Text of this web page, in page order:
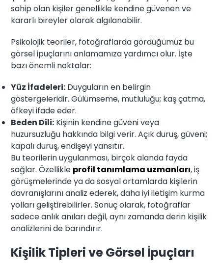
sahip olan kişiler genellikle kendine güvenen ve
kararlı bireyler olarak algılanabilir.
Psikolojik teoriler, fotoğraflarda gördüğümüz bu
görsel ipuçlarını anlamamıza yardımcı olur. İşte
bazı önemli noktalar:
Yüz İfadeleri: Duyguların en belirgin
göstergeleridir. Gülümseme, mutluluğu; kaş çatma,
öfkeyi ifade eder.
Beden Dili: Kişinin kendine güveni veya
huzursuzluğu hakkında bilgi verir. Açık duruş, güveni;
kapalı duruş, endişeyi yansıtır.
Bu teorilerin uygulanması, birçok alanda fayda
sağlar. Özellikle profil tanımlama uzmanları, iş
görüşmelerinde ya da sosyal ortamlarda kişilerin
davranışlarını analiz ederek, daha iyi iletişim kurma
yolları geliştirebilirler. Sonuç olarak, fotoğraflar
sadece anlık anıları değil, aynı zamanda derin kişilik
analizlerini de barındırır.
Kişilik Tipleri ve Görsel İpuçları